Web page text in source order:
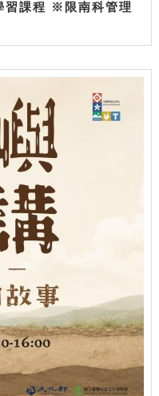
習課程 ※限南科管理